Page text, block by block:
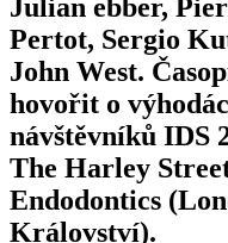
Julian ebber,
Pertot, Sergio
John West.
hovořit o
návštěvníků IDS
The Harley
Endodontics
Království).